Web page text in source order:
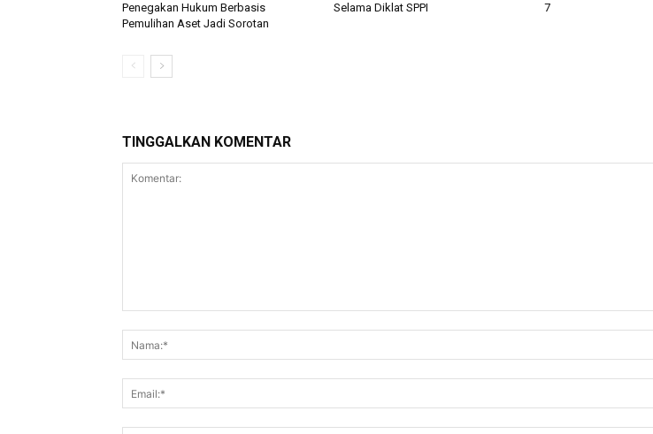
Penegakan Hukum Berbasis
Pemulihan Aset Jadi Sorotan
Selama Diklat SPPI
7
TINGGALKAN KOMENTAR